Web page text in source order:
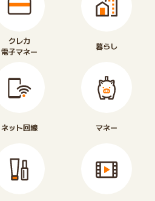
クレカ
電子マネー
暮らし
ネット回線 マネー